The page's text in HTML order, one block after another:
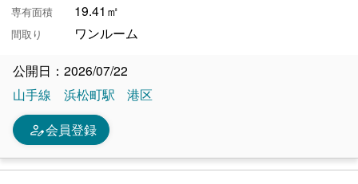
専有面積 19.41㎡
間取り ワンルーム
公開日：2026/07/22
山手線
浜松町駅 港区
person_edit会員登録